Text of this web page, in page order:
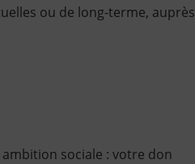
ou de long-terme, auprès
sociale : votre don